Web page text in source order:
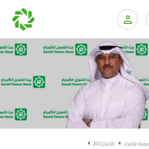
للأفراد
للشركات
الإلكتروني
للأفراد الخدمات المالية الخاصة
للأفراد الأخبار2022